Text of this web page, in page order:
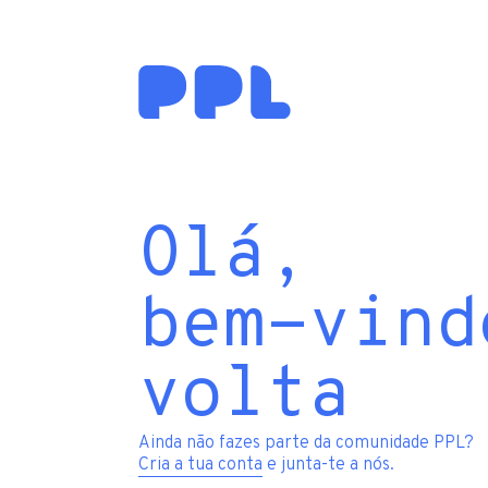
Olá,
bem-
volta
Ainda não fazes parte da comunidade PPL?
Cria a tua conta e junta-te a nós.